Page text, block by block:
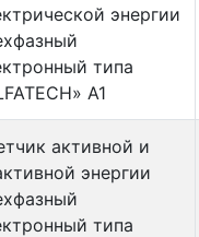
энергии
типа
А1
активной и
энергии
типа